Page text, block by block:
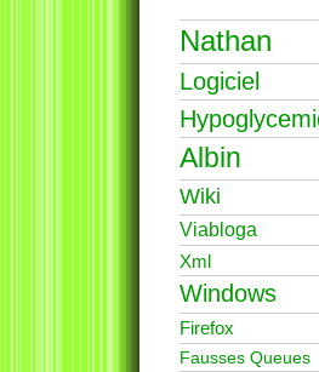
Nathan
Logiciel
Albin
Wiki
Viabloga
Xml
Windows
Firefox
Fausses Queues